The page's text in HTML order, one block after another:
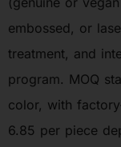
embossed, or
treatment, and
program. MOQ
color, with
6.85 per piece